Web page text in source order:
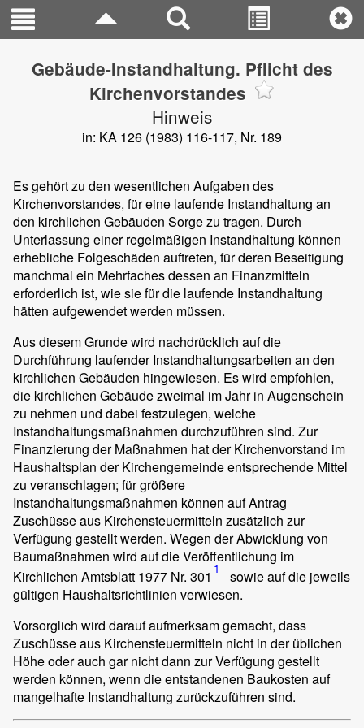
Gebäude-Instandhaltung. Pflicht des
Kirchenvorstandes
Hinweis
in: KA 126 (1983) 116-117, Nr. 189
Es gehört zu den wesentlichen Aufgaben des
Kirchenvorstandes, für eine laufende Instandhaltung an
den kirchlichen Gebäuden Sorge zu tragen. Durch
Unterlassung einer regelmäßigen Instandhaltung können
erhebliche Folgeschäden auftreten, für deren Beseitigung
manchmal ein Mehrfaches dessen an Finanzmitteln
erforderlich ist, wie sie für die laufende Instandhaltung
hätten aufgewendet werden müssen.
Aus diesem Grunde wird nachdrücklich auf die
Durchführung laufender Instandhaltungsarbeiten an den
kirchlichen Gebäuden hingewiesen. Es wird empfohlen,
die kirchlichen Gebäude zweimal im Jahr in Augenschein
zu nehmen und dabei festzulegen, welche
Instandhaltungsmaßnahmen durchzuführen sind. Zur
Finanzierung der Maßnahmen hat der Kirchenvorstand im
Haushaltsplan der Kirchengemeinde entsprechende Mittel
zu veranschlagen; für größere
Instandhaltungsmaßnahmen können auf Antrag
Zuschüsse aus Kirchensteuermitteln zusätzlich zur
Verfügung gestellt werden. Wegen der Abwicklung von
Baumaßnahmen wird auf die Veröffentlichung im
Kirchlichen Amtsblatt 1977 Nr. 301 1
sowie auf die jeweils
gültigen Haushaltsrichtlinien verwiesen.
Vorsorglich wird darauf aufmerksam gemacht, dass
Zuschüsse aus Kirchensteuermitteln nicht in der üblichen
Höhe oder auch gar nicht dann zur Verfügung gestellt
werden können, wenn die entstandenen Baukosten auf
mangelhafte Instandhaltung zurückzuführen sind.